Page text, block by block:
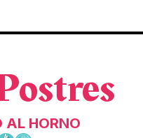
AL HORNO